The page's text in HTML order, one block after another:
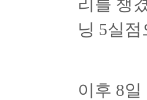
리를 챙
닝 5실
이후 8